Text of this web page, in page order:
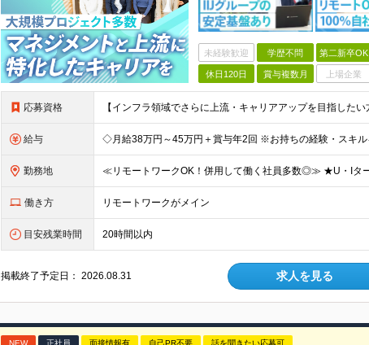
未経験歓迎 学歴不問 第二新卒OK
休日120日 賞与複数月 上場企業
応募資格
給与
勤務地
働き方 リモートワークがメイン
目安残業時間 20時間以内
掲載終了予定日：2026.08.31 求人を見る
NEW 正社員 面接情報有 自己PR不要 話を聞きたい応募可